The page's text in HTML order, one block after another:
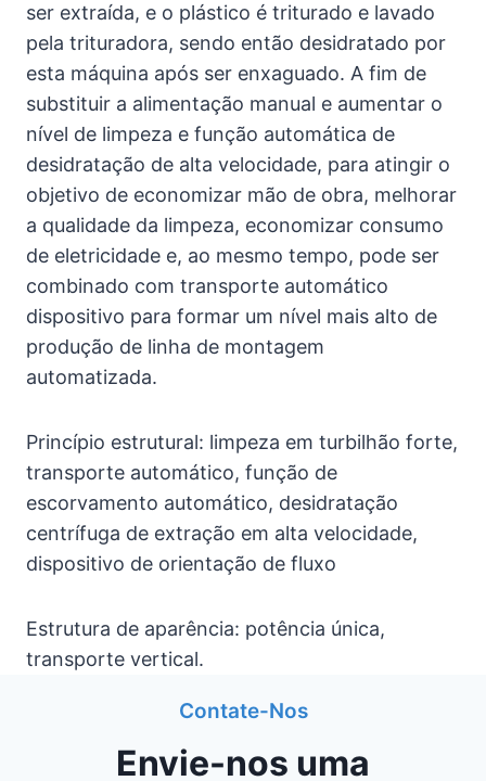
ser extraída, e o plástico é triturado e lavado
pela trituradora, sendo então desidratado por
esta máquina após ser enxaguado. A fim de
substituir a alimentação manual e aumentar o
nível de limpeza e função automática de
desidratação de alta velocidade, para atingir o
objetivo de economizar mão de obra, melhorar
a qualidade da limpeza, economizar consumo
de eletricidade e, ao mesmo tempo, pode ser
combinado com transporte automático
dispositivo para formar um nível mais alto de
produção de linha de montagem
automatizada.
Princípio estrutural: limpeza em turbilhão forte,
transporte automático, função de
escorvamento automático, desidratação
centrífuga de extração em alta velocidade,
dispositivo de orientação de fluxo
Estrutura de aparência: potência única,
transporte vertical.
Contate-Nos
Envie-nos uma